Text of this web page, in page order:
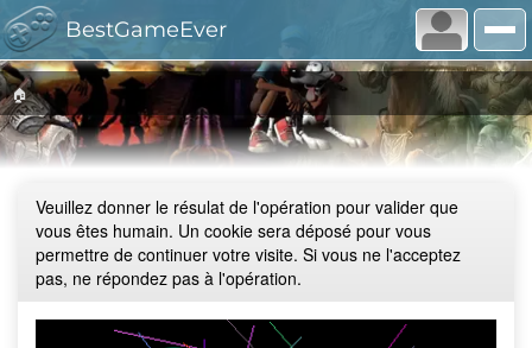
BestGameEver
🏠
Veuillez donner le résulat de l'opération pour valider que
vous êtes humain. Un cookie sera déposé pour vous
permettre de continuer votre visite. Si vous ne l'acceptez
pas, ne répondez pas à l'opération.